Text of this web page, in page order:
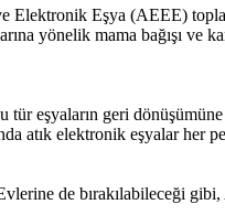
Eşya (AEEE)
yönelik mama bağışı ve
eşyaların geri
atık elektronik eşyalar her
de bırakılabileceği